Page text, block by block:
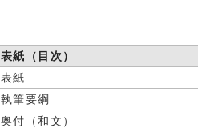
表紙（目次）
表紙
執筆要綱
奥付（和文）